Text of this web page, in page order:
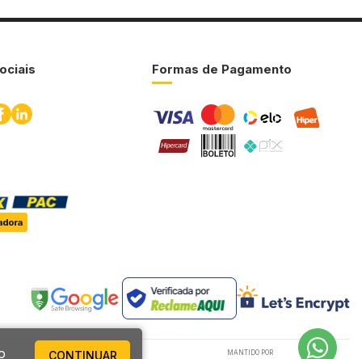
Formas de Pagamento
MANTIDO POR
CONTINUAR